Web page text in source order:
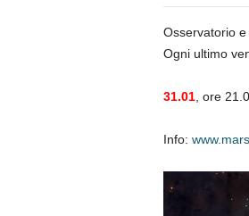
Osservatorio
Ogni ultimo
31.01, ore
Info: